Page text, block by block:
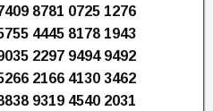
8781 0725 1276
4445 8178 1943
2297 9494 9492
2166 4130 3462
9319 4540 2031